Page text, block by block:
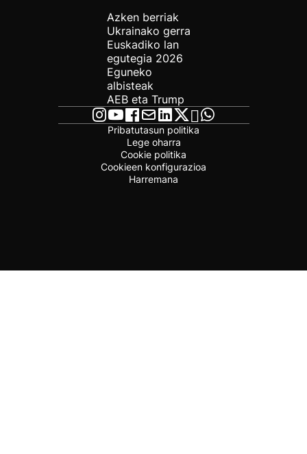
Azken berriak
Ukrainako gerra
Euskadiko lan
egutegia 2026
Eguneko
albisteak
AEB eta Trump
Pribatutasun politika
Lege oharra
Cookie politika
Cookieen konfigurazioa
Harremana